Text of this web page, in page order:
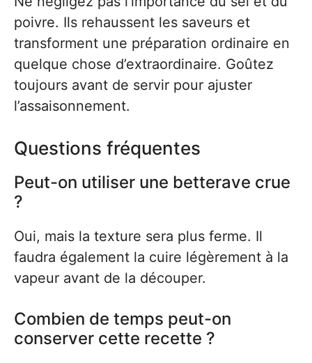
poivre. Ils rehaussent les saveurs et
transforment une préparation ordinaire en
quelque chose d’extraordinaire. Goûtez
toujours avant de servir pour ajuster
l’assaisonnement.
Questions fréquentes
Peut-on utiliser une betterave crue
?
Oui, mais la texture sera plus ferme. Il
faudra également la cuire légèrement à la
vapeur avant de la découper.
Combien de temps peut-on
conserver cette recette ?